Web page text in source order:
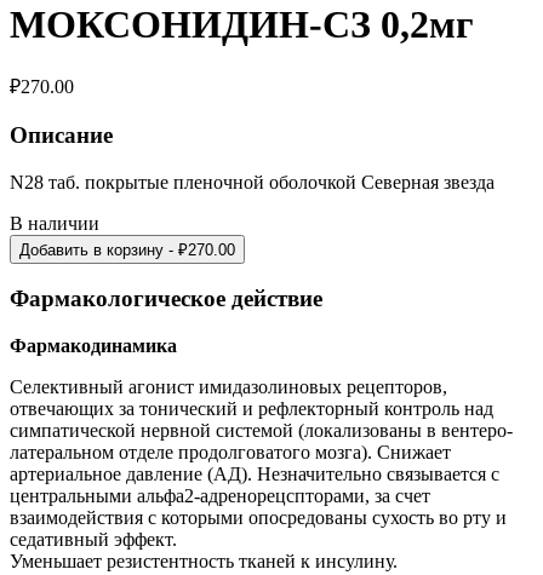
МОКСОНИДИН-СЗ 0,2мг
₽270.00
Описание
N28 таб. покрытые пленочной оболочкой Северная звезда
В наличии
Добавить в корзину - ₽270.00
Фармакологическое действие
Фармакодинамика
Селективный агонист имидазолиновых рецепторов,
отвечающих за тонический и рефлекторный контроль над
симпатической нервной системой (локализованы в вентеро-
латеральном отделе продолговатого мозга). Снижает
артериальное давление (АД). Незначительно связывается с
центральными альфа2-адренорецспторами, за счет
взаимодействия с которыми опосредованы сухость во рту и
седативный эффект.
Уменьшает резистентность тканей к инсулину.